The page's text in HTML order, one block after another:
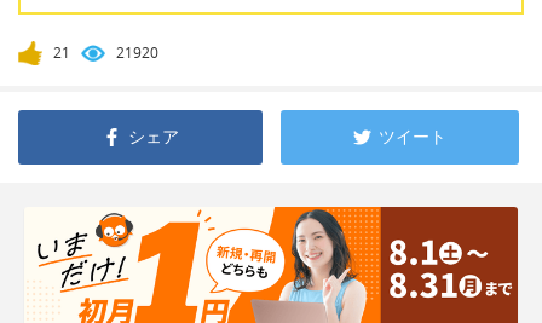
21 21920
シェア ツイート